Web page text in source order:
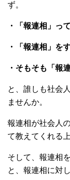
ず。
・「報連相」っ
・「報連相」を
・そもそも「報
と、誰しも社会
ませんか。
報連相が社会人
て教えてくれる
そして、報連相
と、報連相に対